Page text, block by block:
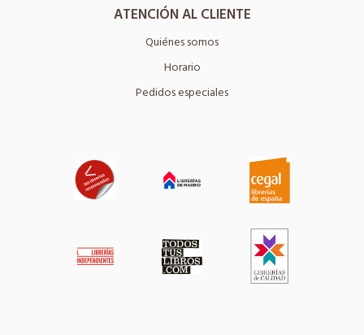
ATENCIÓN AL CLIENTE
Quiénes somos
Horario
Pedidos especiales